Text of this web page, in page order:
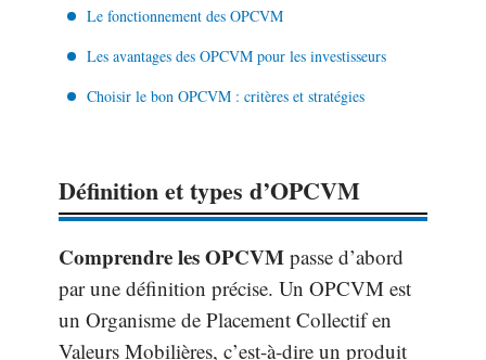
Le fonctionnement des OPCVM
Les avantages des OPCVM pour les investisseurs
Choisir le bon OPCVM : critères et stratégies
Définition et types d’OPCVM
Comprendre les OPCVM passe d’abord
par une définition précise. Un OPCVM est
un Organisme de Placement Collectif en
Valeurs Mobilières, c’est-à-dire un produit